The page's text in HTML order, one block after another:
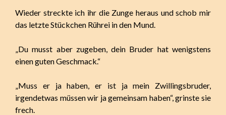
Wieder streckte ich ihr die Zunge heraus und schob mir
das letzte Stückchen Rührei in den Mund.
„Du musst aber zugeben, dein Bruder hat wenigstens
einen guten Geschmack.“
„Muss er ja haben, er ist ja mein Zwillingsbruder,
irgendetwas müssen wir ja gemeinsam haben“, grinste sie
frech.